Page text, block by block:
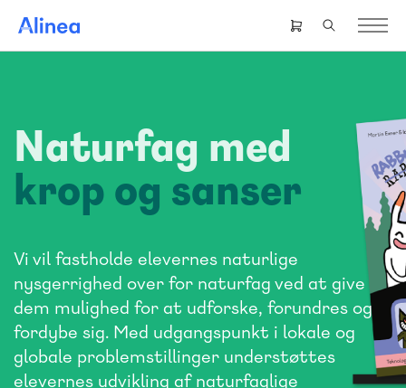
hovedindhold
Header
right
Naturfag med
krop og sanser
Vi vil fastholde elevernes naturlige
nysgerrighed over for naturfag ved at give
dem mulighed for at udforske, forundres og
fordybe sig. Med udgangspunkt i lokale og
globale problemstillinger understøttes
elevernes udvikling af naturfaglige